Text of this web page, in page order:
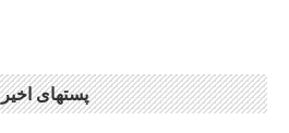
پستهای اخیر